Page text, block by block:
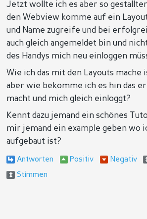
Jetzt wollte ich es aber so
den Webview komme auf ein
und Name zugreife und bei
auch gleich angemeldet bin und
des Handys mich neu einloggen
Wie ich das mit den Layouts mache
aber wie bekomme ich es hin das
macht und mich gleich einloggt?
Kennt dazu jemand ein schönes
mir jemand ein example geben wo
aufgebaut ist?